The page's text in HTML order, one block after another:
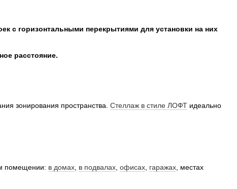
с горизонтальными перекрытиями для установки на них
расстояние.
зонирования пространства. Стеллаж в стиле ЛОФТ идеально
помещении: в домах в подвалах офисах гаражах , местах